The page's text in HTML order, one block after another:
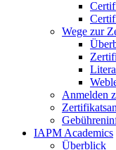
Wege zur
Anmelden
IAPM Academics
Überblick